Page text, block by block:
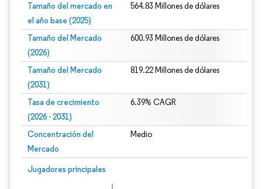
Tamaño del mercado en
el año base (2025)
564.83 Millones de dólares
Tamaño del Mercado
(2026)
600.93 Millones de dólares
Tamaño del Mercado
(2031)
819.22 Millones de dólares
Tasa de crecimiento
(2026 - 2031)
6.39% CAGR
Concentración del
Mercado
Medio
Jugadores principales
Imagen © Mordor Intelligence. El uso requiere atribución según CC BY 4.0.